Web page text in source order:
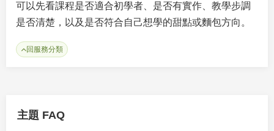
可以先看課程是否適合初學者、是否有實作、教學步調
是否清楚，以及是否符合自己想學的甜點或麵包方向。
回服務分類
主題 FAQ